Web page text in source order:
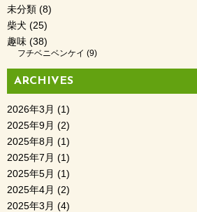
未分類 (8)
柴犬 (25)
趣味 (38)
フチベニベンケイ (9)
ARCHIVES
2026年3月 (1)
2025年9月 (2)
2025年8月 (1)
2025年7月 (1)
2025年5月 (1)
2025年4月 (2)
2025年3月 (4)